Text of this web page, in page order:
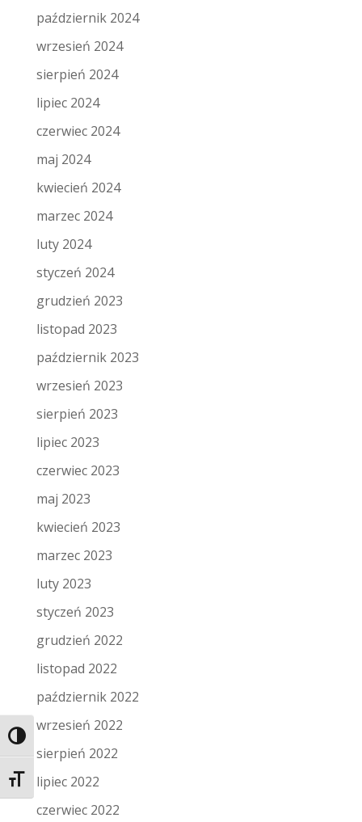
Toggle High Contrast
Toggle Font size
październik 2024
wrzesień 2024
sierpień 2024
lipiec 2024
czerwiec 2024
maj 2024
kwiecień 2024
marzec 2024
luty 2024
styczeń 2024
grudzień 2023
listopad 2023
październik 2023
wrzesień 2023
sierpień 2023
lipiec 2023
czerwiec 2023
maj 2023
kwiecień 2023
marzec 2023
luty 2023
styczeń 2023
grudzień 2022
listopad 2022
październik 2022
wrzesień 2022
sierpień 2022
lipiec 2022
czerwiec 2022